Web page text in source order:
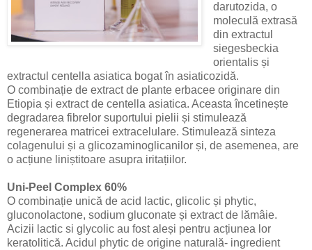
darutozida, o
moleculă extrasă
din extractul
siegesbeckia
orientalis și
extractul centella asiatica bogat în asiaticozidă.
O combinație de extract de plante erbacee originare din
Etiopia și extract de centella asiatica. Aceasta încetinește
degradarea fibrelor suportului pielii și stimulează
regenerarea matricei extracelulare. Stimulează sinteza
colagenului și a glicozaminoglicanilor și, de asemenea, are
o acțiune liniștitoare asupra iritațiilor.
Uni-Peel Complex 60%
O combinație unică de acid lactic, glicolic și phytic,
gluconolactone, sodium gluconate și extract de lămâie.
Acizii lactic si glycolic au fost aleși pentru acțiunea lor
keratolitică. Acidul phytic de origine naturală- ingredient